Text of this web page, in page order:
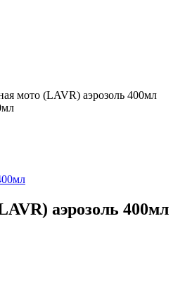
мото (LAVR) аэрозоль 400мл
аэрозоль 400мл